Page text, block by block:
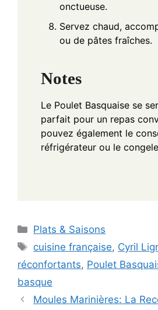
onctueuse.
Servez chaud,
ou de pâtes fraîches.
Notes
Le Poulet Basquaise se
parfait pour un repas
pouvez également le
réfrigérateur ou le
Categories
Plats & Saisons
Tags
cuisine française, Cyril
réconfortants, Poulet
basque
Moules Marinières: La